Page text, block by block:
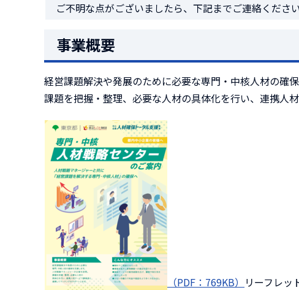
ご不明な点がございましたら、下記までご連絡ください
事業概要
経営課題解決や発展のために必要な専門・中核人材の確
課題を把握・整理、必要な人材の具体化を行い、連携人
（PDF：769KB） リーフレ